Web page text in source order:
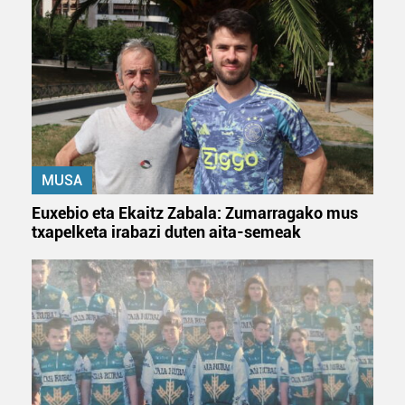
fitxategiak erabiltzen ditu. Zure esperientzia eta
zerbitzuak hobetzeko asmoz, cookie teknologiaz
baliatzen gara. Ohar hau onartuz gero, teknologia hori
erabiltzeko baimen esplizitua ematen diguzu.Gehiago
irakurri
MUSA
Euxebio eta Ekaitz Zabala: Zumarragako mus
txapelketa irabazi duten aita-semeak